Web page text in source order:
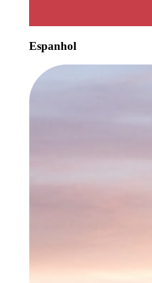
Espanhol